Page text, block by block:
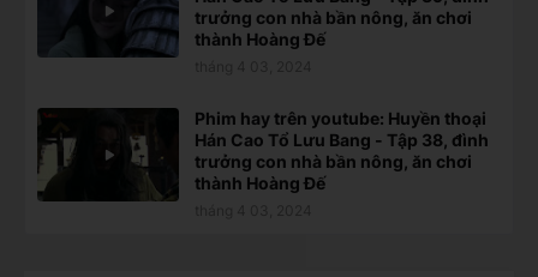
trưởng con nhà bần nông, ăn chơi
thành Hoàng Đế
Phim hay trên youtube: Huyền thoại
Hán Cao Tổ Lưu Bang - Tập 38, đình
trưởng con nhà bần nông, ăn chơi
thành Hoàng Đế